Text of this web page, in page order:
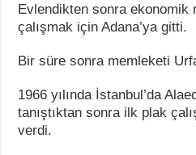
Evlendikten sonra ekonomik
çalışmak için Adana’ya gitti.
Bir süre sonra memleketi
1966 yılında İstanbul’da
tanıştıktan sonra ilk plak
verdi.